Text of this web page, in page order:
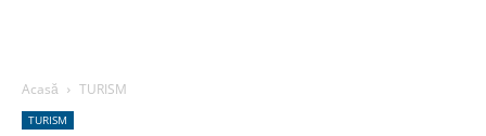
Acasă TURISM
TURISM